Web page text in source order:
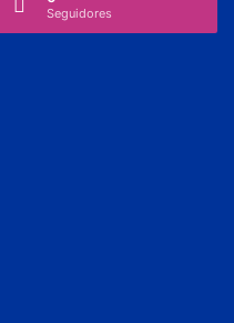
Seguidores